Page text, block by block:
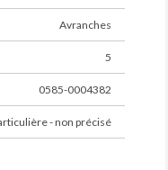
Avranches
5
0585-0004382
- non précisé